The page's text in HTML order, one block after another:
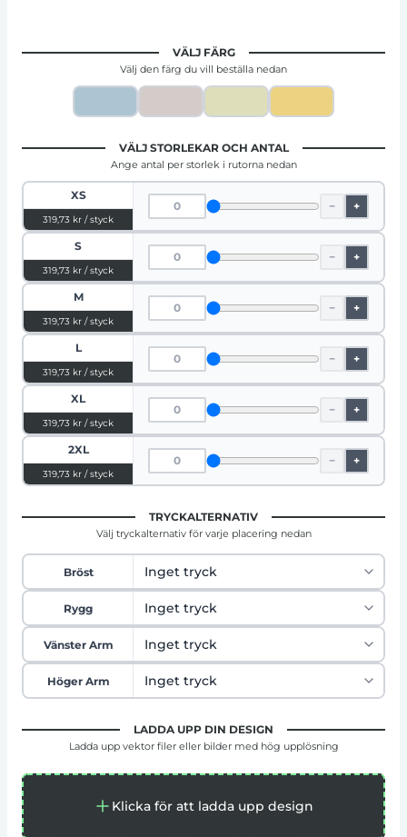
VÄLJ FÄRG
Välj den färg du vill beställa nedan
VÄLJ STORLEKAR OCH ANTAL
Ange antal per storlek i rutorna nedan
XS
319,73 kr / styck
− +
S
319,73 kr / styck
− +
M
319,73 kr / styck
− +
L
319,73 kr / styck
− +
XL
319,73 kr / styck
− +
2XL
319,73 kr / styck
− +
TRYCKALTERNATIV
Välj tryckalternativ för varje placering nedan
Bröst
Rygg
Vänster Arm
Höger Arm
LADDA UPP DIN DESIGN
Ladda upp vektor filer eller bilder med hög upplösning
Klicka för att ladda upp design